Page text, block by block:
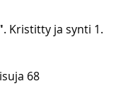
. Kristitty ja synti 1.
68